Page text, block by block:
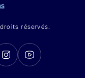
réservés.